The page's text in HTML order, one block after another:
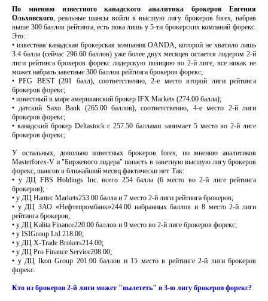
По мнению известного канадского аналитика брокеров Евгения
Ольховского, реальные шансы войти в высшую лигу брокеров forex, набрав
выше 300 баллов рейтинга, есть пока лишь у 5-ти брокерских компаний форекс.
Это:
• известная канадская брокерская компания OANDA, которой не хватило лишь
3.4 балла (сейчас 296.60 баллов) уже более двух месяцев остается лидером 2-й
лиги рейтинга брокеров форекс лидерскую позицию во 2-й лиге, все никак не
может набрать заветные 300 баллов рейтинга брокеров форекс;
• PFG BEST (291 балл), соответственно, 2-е место второй лиги рейтинга
брокеров форекс;
• известный в мире американский брокер IFX Markets (274.00 балла);
• датский Saxo Bank (265.00 баллов), соответственно, 4-е место 2-й лиги
брокеров форекс;
• канадский брокер Deltastock с 257.50 баллами занимает 5 место во 2-й лиге
брокеров форекс;
У остальных, довольно известных брокеров forex, по мнению аналитиков
Masterforex-V и "Биржевого лидера" попасть в заветную высшую лигу брокеров
форекс, шансов в ближайший месяц фактически нет. Так:
• у ДЦ FBS Holdings Inc. всего 254 балла (6 место во 2-й лиге рейтинга
брокеров);
• у ДЦ Hantec Markets253.00 балла и 7 место 2-й лиги рейтинга брокеров;
• у ДЦ ЗАО «Нефтепромбанк»244.00 набранных баллов и 8 место 2-й лиги
рейтинга брокеров;
• у ДЦ Kalita Finance220.00 баллов и 9 место во 2-й лиге брокеров форекс;
• у ISIGroup Ltd 218.00;
• у ДЦ X-Trade Brokers214.00;
• у ДЦ Pro Finance Service208.00;
• у ДЦ Ikon Group 201.00 баллов и 15 место в рейтинге 2-й лиги брокеров
форекс.
Кто из брокеров 2-й лиги может "вылететь" в 3-ю лигу брокеров форекс?